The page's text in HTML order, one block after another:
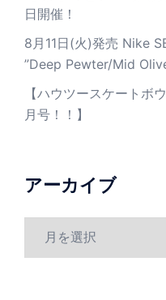
日開催！
8月11日(火)発売 Nike
”Deep Pewter/Mid
【ハウツースケートボ
月号！！】
アーカイブ